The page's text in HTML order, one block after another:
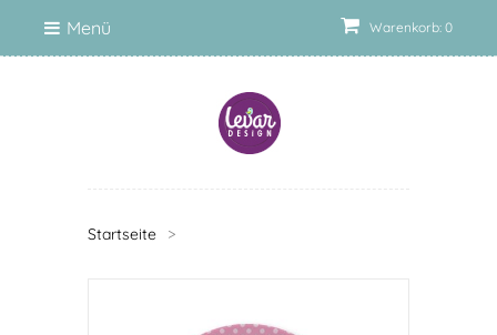
Warenkorb: 0
Menü
Startseite >